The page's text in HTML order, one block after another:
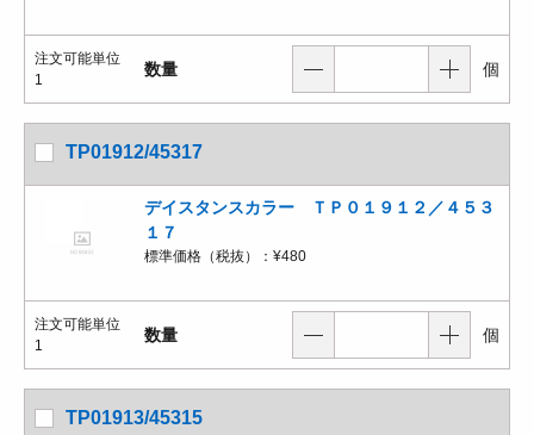
注文可能単位
1
数量 個
TP01912/45317
デイスタンスカラー ＴＰ０１９１２／４５３
１７
標準価格（税抜）： ¥480
注文可能単位
1
数量 個
TP01913/45315